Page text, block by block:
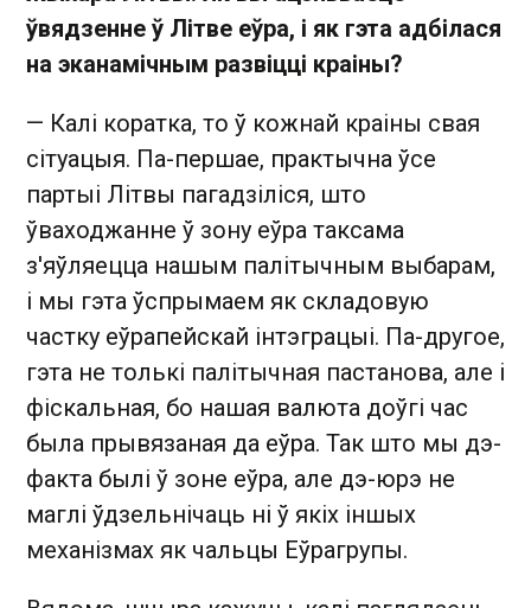
ўвядзенне ў Літве еўра, і як гэта адбілася
на эканамічным развіцці краіны?
— Калі коратка, то ў кожнай краіны свая
сітуацыя. Па-першае, практычна ўсе
партыі Літвы пагадзіліся, што
ўваходжанне ў зону еўра таксама
з'яўляецца нашым палітычным выбарам ,
і мы гэта ўспрымаем як складовую
частку еўрапейскай інтэграцыі. Па-другое,
гэта не толькі палітычная пастанова, але і
фіскальная, бо нашая валюта доўгі час
была прывязаная да еўра. Так што мы дэ-
факта былі ў зоне еўра, але дэ-юрэ не
маглі ўдзельнічаць ні ў якіх іншых
механізмах як чальцы Еўрагрупы.